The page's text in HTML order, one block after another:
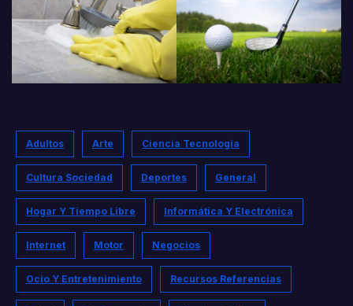
Adultos Arte Ciencia Tecnología
Cultura Sociedad Deportes General
Hogar Y Tiempo Libre Informática Y Electrónica
Internet Motor Negocios
Ocio Y Entretenimiento Recursos Referencias